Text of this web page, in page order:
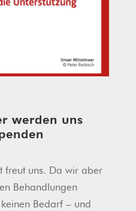
werden uns
freut uns. Da wir aber
Behandlungen
Bedarf – und